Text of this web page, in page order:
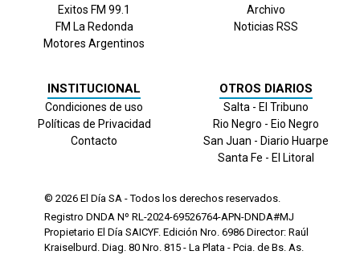
Exitos FM 99.1
FM La Redonda
Motores Argentinos
Archivo
Noticias RSS
INSTITUCIONAL
Condiciones de uso
Políticas de Privacidad
Contacto
OTROS DIARIOS
Salta - El Tribuno
Rio Negro - Eio Negro
San Juan - Diario Huarpe
Santa Fe - El Litoral
© 2026 El Día SA - Todos los derechos reservados.
Registro DNDA Nº RL-2024-69526764-APN-DNDA#MJ
Propietario El Día SAICYF. Edición Nro. 6986 Director: Raúl
Kraiselburd. Diag. 80 Nro. 815 - La Plata - Pcia. de Bs. As.